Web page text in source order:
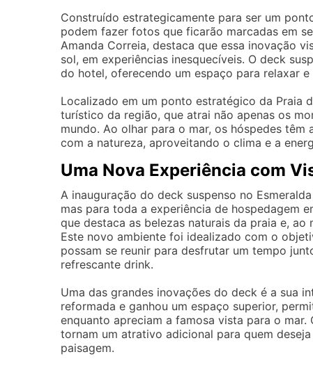
Construído estrategicamente para ser um
podem fazer fotos que ficarão marcadas em
Amanda Correia, destaca que essa inovação
sol, em experiências inesquecíveis. O deck
do hotel, oferecendo um espaço para relaxar
Localizado em um ponto estratégico da Praia
turístico da região, que atrai não apenas os
mundo. Ao olhar para o mar, os hóspedes
com a natureza, aproveitando o clima e a
Uma Nova Experiência com
A inauguração do deck suspenso no
mas para toda a experiência de hospedagem
que destaca as belezas naturais da praia e,
Este novo ambiente foi idealizado com o
possam se reunir para desfrutar um tempo
refrescante drink.
Uma das grandes inovações do deck é a sua
reformada e ganhou um espaço superior,
enquanto apreciam a famosa vista para o
tornam um atrativo adicional para quem
paisagem.